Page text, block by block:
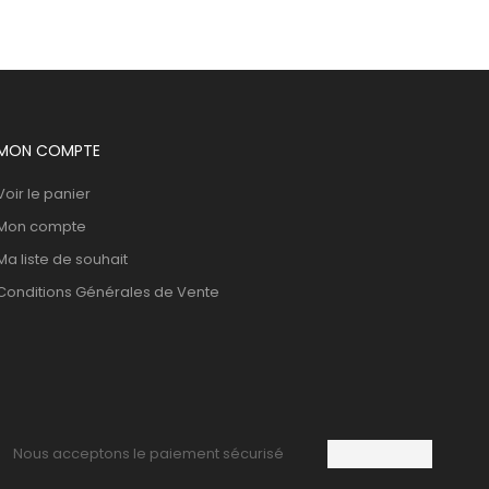
COMPTE
le panier
compte
liste de souhait
Générales de Vente
Nous acceptons le paiement sécurisé